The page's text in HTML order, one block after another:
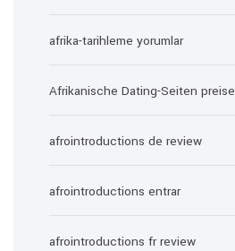
afrika-tarihleme yorumlar
Afrikanische Dating-Seiten preise
afrointroductions de review
afrointroductions entrar
afrointroductions fr review